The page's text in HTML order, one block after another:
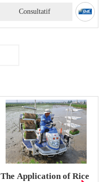
Consultatif
The Application of Rice